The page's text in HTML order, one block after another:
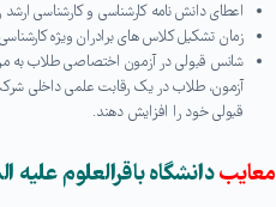
اعطای دانش نامه کارشناسی و کارشناسی
زمان تشکیل کلاس های برادران ویژه کارشناسی، عصرها از ساعت ۱۴ الی ۱۸ می باشد و به طور معمول
شانس قبولی در آزمون اختصاصی طلاب به
آزمون، طلاب در یک رقابت علمی داخلی
قبولی خود را افزایش دهند.
معایبدانشگاه باقرالعلوم علیه